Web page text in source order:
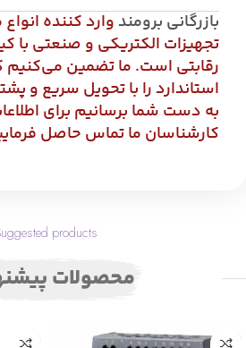
بازرگانی برومندوارد کننده
تجهیزات الکتریکی و صنعتی با
رقابتی است. ما تضمین می‌کنیم
استاندارد را با تحویل سریع و
به دست شما برسانیم برای
کارشناسان ما تماس حاصل
products
محصولات